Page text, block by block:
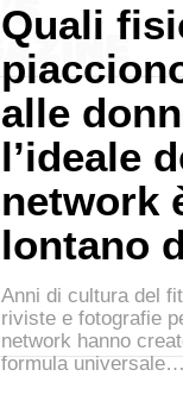
Quali
alle
l’ideale
network
lontano
Anni di cultura del
riviste e fotografie
network hanno
formula universale…